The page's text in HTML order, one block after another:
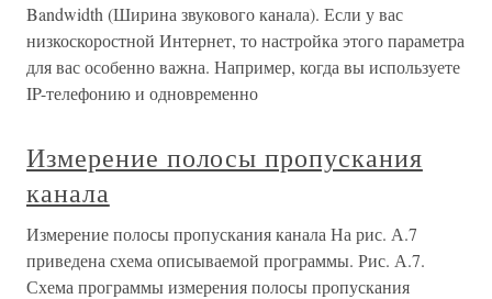
Bandwidth (Ширина звукового канала). Если у вас
низкоскоростной Интернет, то настройка этого параметра
для вас особенно важна. Например, когда вы используете
IP-телефонию и одновременно
Измерение полосы пропускания
канала
Измерение полосы пропускания канала На рис. А.7
приведена схема описываемой программы. Рис. А.7.
Схема программы измерения полосы пропускания